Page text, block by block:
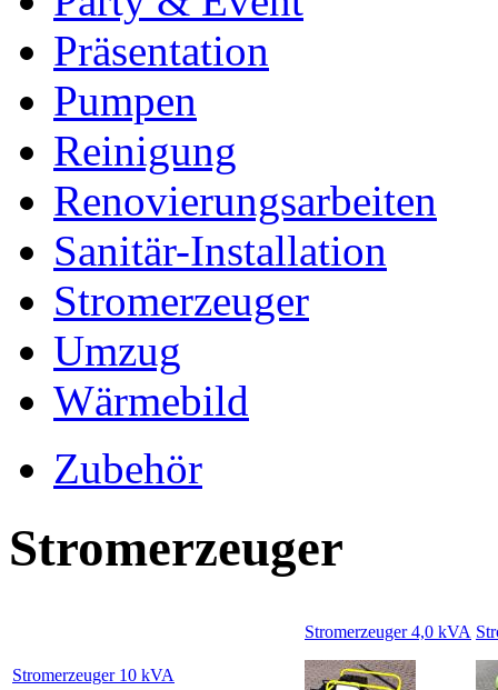
Präsentation
Pumpen
Reinigung
Renovierungsarbeiten
Sanitär-Installation
Stromerzeuger
Umzug
Wärmebild
Zubehör
Stromerzeuger
Stromerzeuger 10 kVA
Stromerzeuger 4,0 kVA